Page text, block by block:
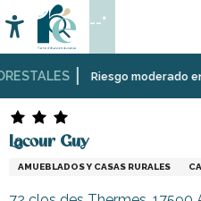
au
contenu
principal
Riesgo moderado en
Accessibilité
Buscar
--°
Página Web
Lacour Guy
AMUEBLADOS Y CASAS RURALES